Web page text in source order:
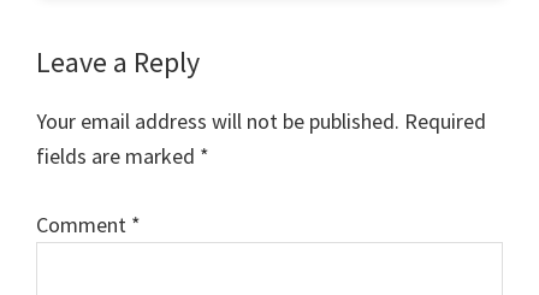
Reader
Interactions
Leave a Reply
Your email address will not be published. Required
fields are marked *
Comment *